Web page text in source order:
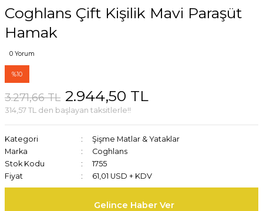
Coghlans Çift Kişilik Mavi Paraşüt
Hamak
0 Yorum
%10
3.271,66 TL 2.944,50 TL
314,57 TL den başlayan taksitlerle!!
Kategori
Şişme Matlar & Yataklar
Marka
Coghlans
Stok Kodu
1755
Fiyat
61,01 USD + KDV
Gelince Haber Ver